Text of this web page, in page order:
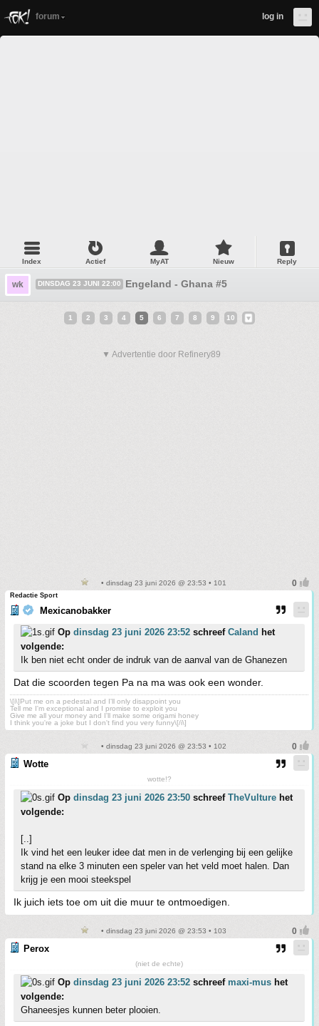
forum log in
Index Actief MyAT Nieuw Reply
wk DINSDAG 23 JUNI 22:00 Engeland - Ghana #5
1 2 3 4 5 6 7 8 9 10
▼ Advertentie door Refinery89
• dinsdag 23 juni 2026 @ 23:53 • 101
Redactie Sport
Mexicanobakker
Op dinsdag 23 juni 2026 23:52 schreef Caland het
volgende:
Ik ben niet echt onder de indruk van de aanval van de Ghanezen
Dat die scoorden tegen Pa na ma was ook een wonder.
\[i\]Put me on a pedestal and I'll only disappoint you
Tell me I'm exceptional and I promise to exploit you
Give me all your money and I'll make some origami honey
I think you're a joke but I don't find you very funny\[/i\]
• dinsdag 23 juni 2026 @ 23:53 • 102
Wotte
wotte!?
Op dinsdag 23 juni 2026 23:50 schreef TheVulture het
volgende:
[..]
Ik vind het een leuker idee dat men in de verlenging bij een gelijke
stand na elke 3 minuten een speler van het veld moet halen. Dan
krijg je een mooi steekspel
Ik juich iets toe om uit die muur te ontmoedigen.
• dinsdag 23 juni 2026 @ 23:53 • 103
Perox
(niet de echte)
Op dinsdag 23 juni 2026 23:52 schreef maxi-mus het
volgende:
Ghaneesjes kunnen beter plooien.